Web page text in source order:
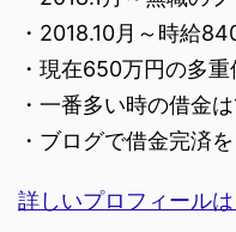
・2018.10月～時給
・現在650万円の多
・一番多い時の借金
・ブログで借金完済
詳しいプロフィール